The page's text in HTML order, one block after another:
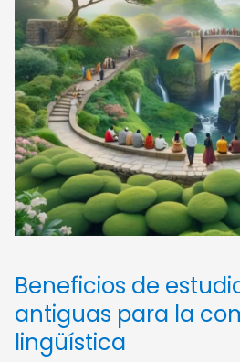
Beneficios de
antiguas para la
lingüística